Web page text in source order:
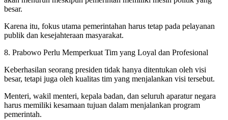
besar.
Karena itu, fokus utama pemerintahan harus tetap pada pelayanan
publik dan kesejahteraan masyarakat.
8. Prabowo Perlu Memperkuat Tim yang Loyal dan Profesional
Keberhasilan seorang presiden tidak hanya ditentukan oleh visi
besar, tetapi juga oleh kualitas tim yang menjalankan visi tersebut.
Menteri, wakil menteri, kepala badan, dan seluruh aparatur negara
harus memiliki kesamaan tujuan dalam menjalankan program
pemerintah.